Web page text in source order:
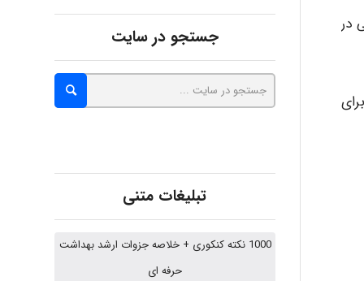
در
Alirez0990
hosein abdolvand
emami
جستجو در سایت
تبلیغات متنی
1000 نکته کنکوری + خلاصه جزوات ارشد بهداشت
حرفه ای